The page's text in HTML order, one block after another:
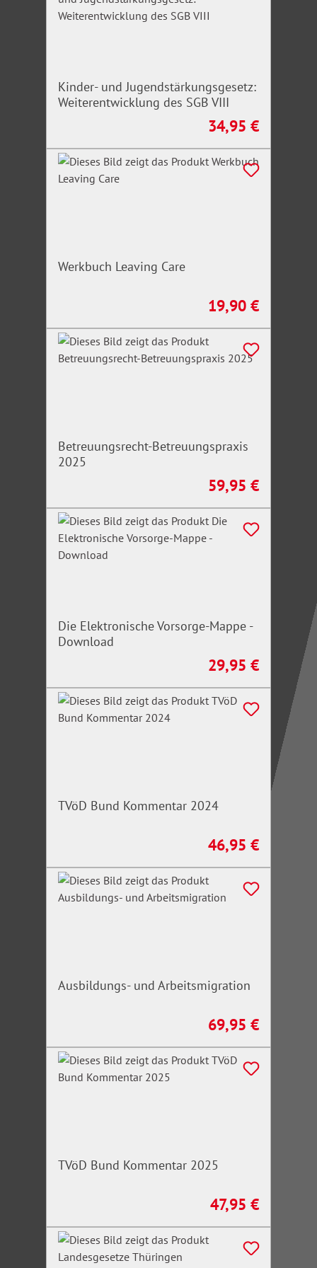
Kinder- und Jugendstärkungsgesetz:
Weiterentwicklung des SGB VIII
Regulärer Preis:
34,95 €
Werkbuch Leaving Care
Regulärer Preis:
19,90 €
Betreuungsrecht-Betreuungspraxis
2025
Regulärer Preis:
59,95 €
Die Elektronische Vorsorge-Mappe -
Download
Regulärer Preis:
29,95 €
TVöD Bund Kommentar 2024
Regulärer Preis:
46,95 €
Ausbildungs- und Arbeitsmigration
Regulärer Preis:
69,95 €
TVöD Bund Kommentar 2025
Regulärer Preis:
47,95 €